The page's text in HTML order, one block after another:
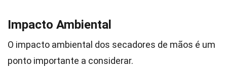
Impacto Ambiental
O impacto ambiental dos secadores de mãos é um
ponto importante a considerar.